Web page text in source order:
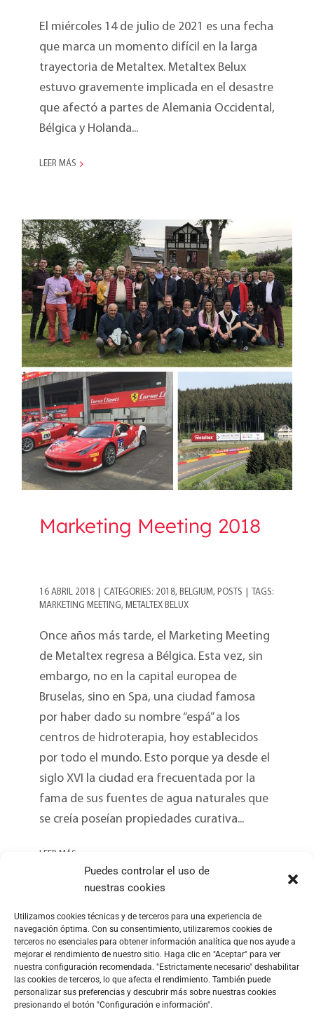
Puedes controlar el uso de
nuestras cookies
Utilizamos cookies técnicas y de terceros para una experiencia de
navegación óptima. Con su consentimiento, utilizaremos cookies de
terceros no esenciales para obtener información analítica que nos ayude a
mejorar el rendimiento de nuestro sitio. Haga clic en "Aceptar" para ver
nuestra configuración recomendada. "Estrictamente necesario" deshabilitar
las cookies de terceros, lo que afecta el rendimiento. También puede
personalizar sus preferencias y descubrir más sobre nuestras cookies
presionando el botón "Configuración e información".
El miércoles 14 de julio de 2021 es una fecha
que marca un momento difícil en la larga
trayectoria de Metaltex. Metaltex Belux
estuvo gravemente implicada en el desastre
que afectó a partes de Alemania Occidental,
Bélgica y Holanda...
LEER MÁS
Marketing Meeting 2018
Marketing Meeting 2018
16 ABRIL 2018 CATEGORIES: 2018, BELGIUM, POSTS
TAGS:
MARKETING MEETING, METALTEX BELUX
Once años más tarde, el Marketing Meeting
de Metaltex regresa a Bélgica. Esta vez, sin
embargo, no en la capital europea de
Bruselas, sino en Spa, una ciudad famosa
por haber dado su nombre “espá” a los
centros de hidroterapia, hoy establecidos
por todo el mundo. Esto porque ya desde el
siglo XVI la ciudad era frecuentada por la
fama de sus fuentes de agua naturales que
se creía poseían propiedades curativa...
LEER MÁS